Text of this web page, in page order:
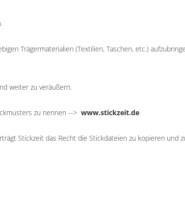
Trägermaterialien (Textilien, Taschen, etc.)
weiter zu veräußern.
zu nennen --> www.stickzeit.de
Stickzeit das Recht die Stickdateien zu kopieren und